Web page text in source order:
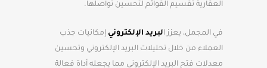
العقارية تقسيم القوائم لتحسين تواصلها.
في المجمل، يعزز البريد الإلكتروني إمكانيات جذب
العملاء من خلال تحليلات البريد الإلكتروني وتحسين
معدلات فتح البريد الإلكتروني مما يجعله أداة فعالة